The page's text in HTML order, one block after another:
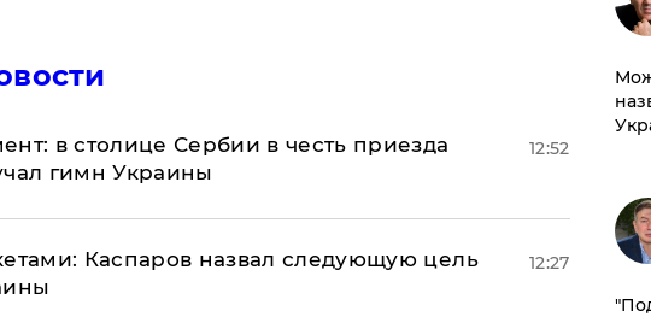
в столице Сербии в честь приезда
гимн Украины
12:52
Каспаров назвал следующую цель
12:27